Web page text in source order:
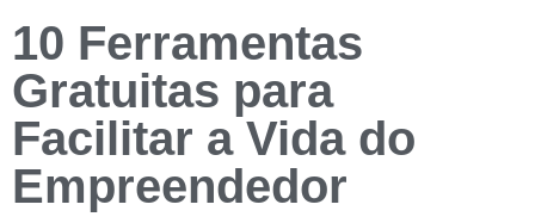
10 Ferramentas
Gratuitas para
Facilitar a Vida do
Empreendedor